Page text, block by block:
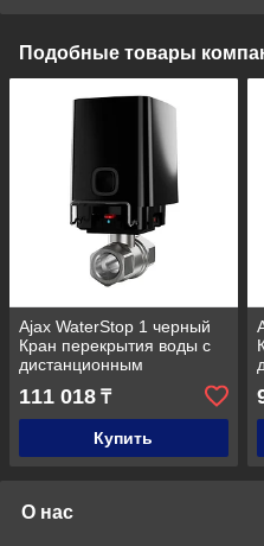
Подобные товары
Ajax WaterStop 1 черный
Кран перекрытия воды с
дистанционным
управлением
111 018 ₸
Купить
О нас